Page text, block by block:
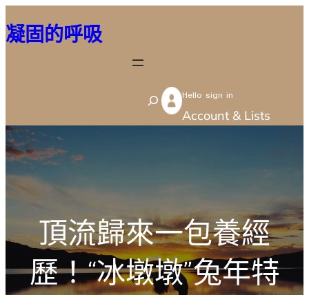
至
容
凝固的呼吸
S
e
Hello sign in
Account & Lists
頂流歸來一包養經
歷！“冰墩墩”兔年特